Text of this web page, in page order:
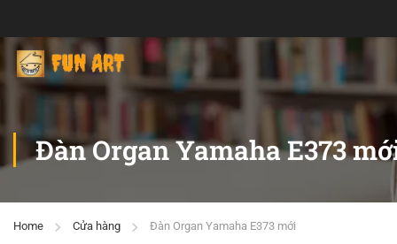
Đàn Organ Yamaha E373
Home Cửa hàng Đàn Organ Yamaha E373 mới